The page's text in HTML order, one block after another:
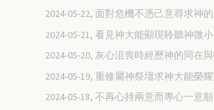
2024-05-22, 面對危機不憑己意尋求神
2024-05-21, 看見神大能顯現聆聽神微
2024-05-20, 灰心沮喪時經歷神的同在
2024-05-19, 重修屬神祭壇求神大能榮
2024-05-18, 不再心持兩意而專心一意